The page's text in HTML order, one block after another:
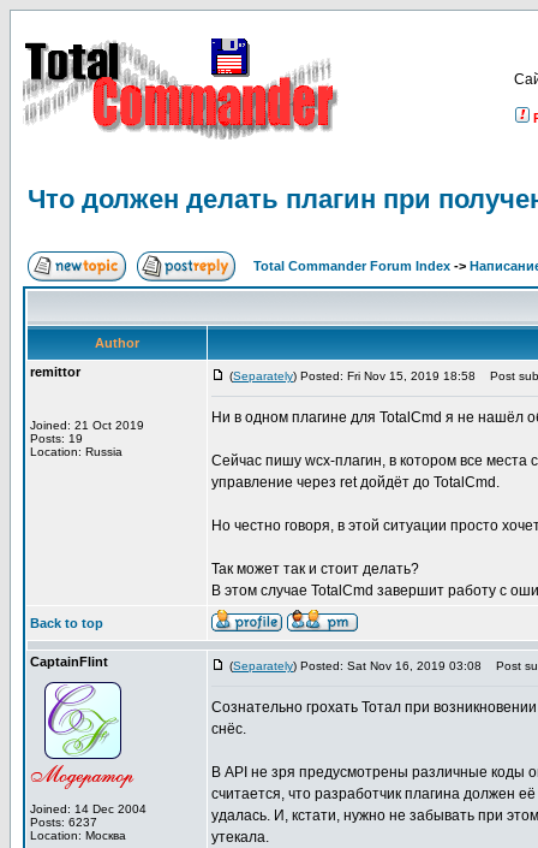
Что должен делать плагин при
Total Commander Forum Index ->
Author
remittor
Joined: 21 Oct 2019
Posts: 19
Location: Russia
(Separately) Posted: Fri Nov 15, 2019 18:58 Post
Ни в одном плагине для TotalCmd я не нашёл
Сейчас пишу wcx-плагин, в котором все
управление через ret дойдёт до TotalCmd.
Но честно говоря, в этой ситуации просто
Так может так и стоит делать?
В этом случае TotalCmd завершит работу с
Back to top
CaptainFlint
Joined: 14 Dec 2004
Posts: 6237
Location: Москва
(Separately) Posted: Sat Nov 16, 2019 03:08 Post
Сознательно грохать Тотал при
снёс.
В API не зря предусмотрены различные коды
считается, что разработчик плагина должен
удалась. И, кстати, нужно не забывать при
утекала.